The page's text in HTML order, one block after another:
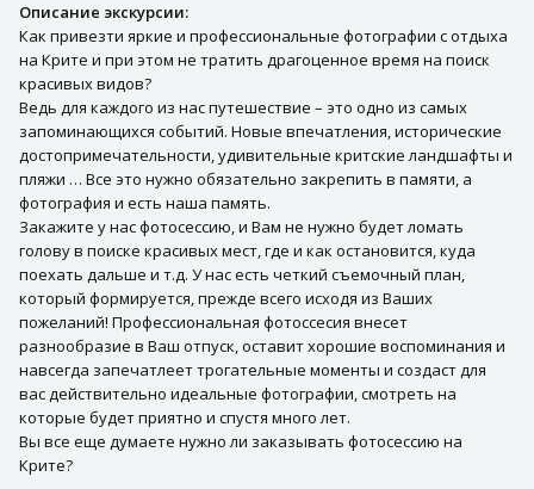
Описание экскурсии:
Как привезти яркие и профессиональные фотографии с отдыха
на Крите и при этом не тратить драгоценное время на поиск
красивых видов?
Ведь для каждого из нас путешествие – это одно из самых
запоминающихся событий. Новые впечатления, исторические
достопримечательности, удивительные критские ландшафты и
пляжи … Все это нужно обязательно закрепить в памяти, а
фотография и есть наша память.
Закажите у нас фотосессию, и Вам не нужно будет ломать
голову в поиске красивых мест, где и как остановится, куда
поехать дальше и т.д. У нас есть четкий съемочный план,
который формируется, прежде всего исходя из Ваших
пожеланий! Профессиональная фотоссесия внесет
разнообразие в Ваш отпуск, оставит хорошие воспоминания и
навсегда запечатлеет трогательные моменты и создаст для
вас действительно идеальные фотографии, смотреть на
которые будет приятно и спустя много лет.
Вы все еще думаете нужно ли заказывать фотосессию на
Крите?